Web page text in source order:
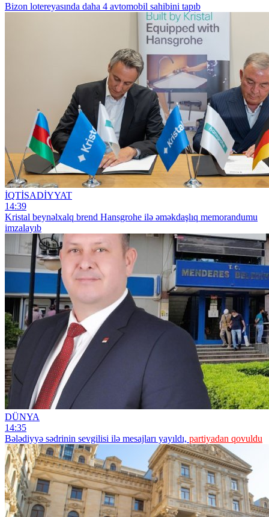
Bizon lotereyasında daha 4 avtomobil sahibini tapıb
İQTİSADİYYAT
14:39
Kristal beynəlxalq brend Hansgrohe ilə əməkdaşlıq memorandumu
imzalayıb
DÜNYA
14:35
Bələdiyyə sədrinin sevgilisi ilə mesajları yayıldı, partiyadan qovuldu